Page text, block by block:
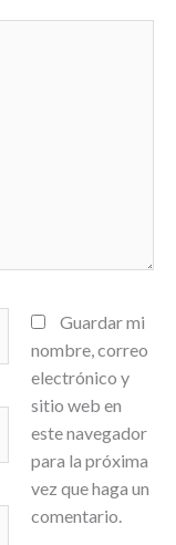
Guardar mi
nombre, correo
electrónico y
sitio web en
este navegador
para la próxima
vez que haga un
comentario.